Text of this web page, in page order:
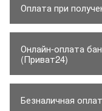
Оплата при
1. Товар
- Стоимость товара
2. Товар
- Товар на отрез: до
- Количество
клей)
Онлайн-оплата
(Приват24)
Комиссию
Безналичная